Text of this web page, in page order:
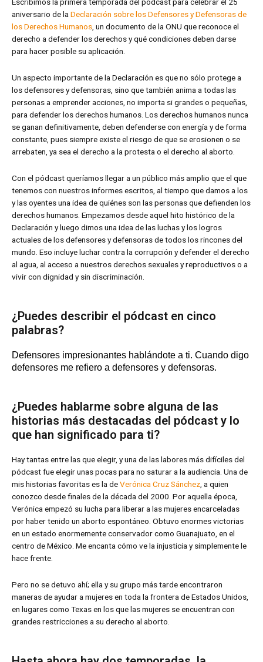
aniversario de la Declaración sobre los Defensores y Defensoras de
los Derechos Humanos , un documento de la ONU que reconoce el
derecho a defender los derechos y qué condiciones deben darse
para hacer posible su aplicación.
Un aspecto importante de la Declaración es que no sólo protege a
los defensores y defensoras, sino que también anima a todas las
personas a emprender acciones, no importa si grandes o pequeñas,
para defender los derechos humanos. Los derechos humanos nunca
se ganan definitivamente, deben defenderse con energía y de forma
constante, pues siempre existe el riesgo de que se erosionen o se
arrebaten, ya sea el derecho a la protesta o el derecho al aborto.
Con el pódcast queríamos llegar a un público más amplio que el que
tenemos con nuestros informes escritos, al tiempo que damos a los
y las oyentes una idea de quiénes son las personas que defienden los
derechos humanos. Empezamos desde aquel hito histórico de la
Declaración y luego dimos una idea de las luchas y los logros
actuales de los defensores y defensoras de todos los rincones del
mundo. Eso incluye luchar contra la corrupción y defender el derecho
al agua, al acceso a nuestros derechos sexuales y reproductivos o a
vivir con dignidad y sin discriminación.
¿Puedes describir el pódcast en cinco
palabras?
Defensores impresionantes hablándote a ti. Cuando digo
defensores me refiero a defensores y defensoras.
¿Puedes hablarme sobre alguna de las
historias más destacadas del pódcast y lo
que han significado para ti?
Hay tantas entre las que elegir, y una de las labores más difíciles del
pódcast fue elegir unas pocas para no saturar a la audiencia. Una de
mis historias favoritas es la deVerónica Cruz Sánchez , a quien
conozco desde finales de la década del 2000. Por aquella época,
Verónica empezó su lucha para liberar a las mujeres encarceladas
por haber tenido un aborto espontáneo. Obtuvo enormes victorias
en un estado enormemente conservador como Guanajuato, en el
centro de México. Me encanta cómo ve la injusticia y simplemente le
hace frente.
Pero no se detuvo ahí; ella y su grupo más tarde encontraron
maneras de ayudar a mujeres en toda la frontera de Estados Unidos,
en lugares como Texas en los que las mujeres se encuentran con
grandes restricciones a su derecho al aborto.